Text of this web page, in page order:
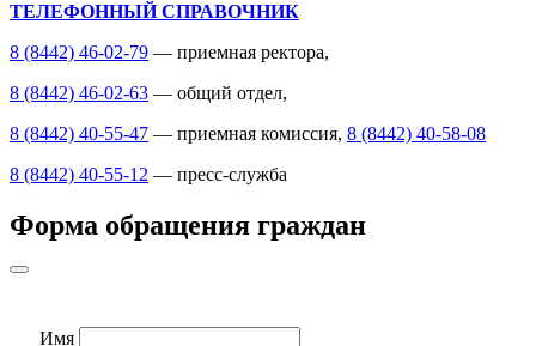
ТЕЛЕФОННЫЙ СПРАВОЧНИК
8 (8442) 46-02-79 — приемная ректора,
8 (8442) 46-02-63 — общий отдел,
8 (8442) 40-55-47 — приемная комиссия, 8 (8442) 40-58-08
8 (8442) 40-55-12 — пресс-служба
Форма обращения граждан
Имя